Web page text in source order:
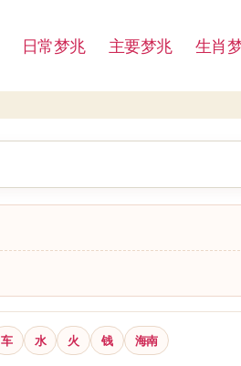
日常梦兆 主要梦兆 生肖
车 水 火 钱 海南